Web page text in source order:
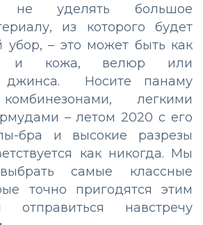
не уделять большое
из которого будет
убор, – это может быть как
и кожа, велюр или
джинса. Носите панаму
легкими
– летом 2020 с его
бра и высокие разрезы
как никогда. Мы
самые классные
точно пригодятся этим
навстречу